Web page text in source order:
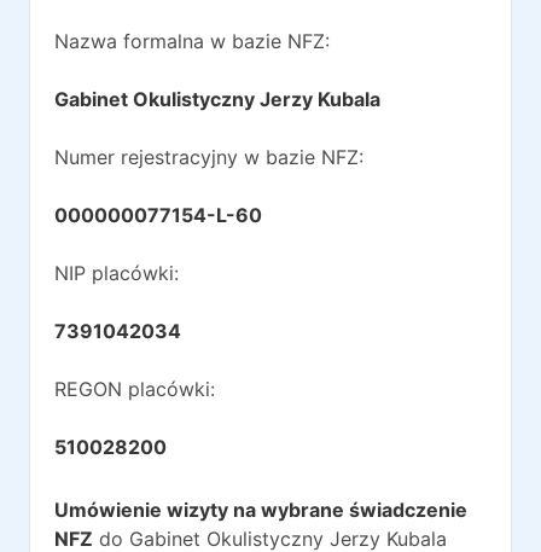
Nazwa formalna w bazie NFZ:
Gabinet Okulistyczny Jerzy Kubala
Numer rejestracyjny w bazie NFZ:
000000077154-L-60
NIP placówki:
7391042034
REGON placówki:
510028200
Umówienie wizyty na wybrane świadczenie
NFZ do Gabinet Okulistyczny Jerzy Kubala